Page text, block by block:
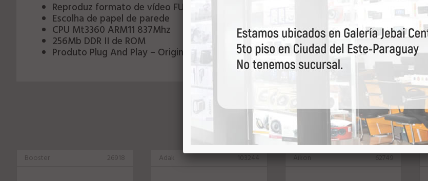
Reproduz formato de vídeo FULL HD 1080p
Escolha de papel de parede
CPU Mt3360 ARM11 837Mhz
256Mb DDR II de ROM
Produto Plug And Play – Original
VEJA MAIS
Booster 26918 Adak 103244 Aikon 62749